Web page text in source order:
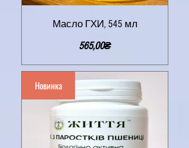
Масло ГХИ, 545 мл
565,00₴Цена
Новинка